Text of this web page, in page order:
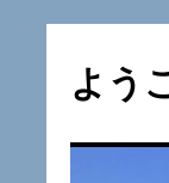
よう